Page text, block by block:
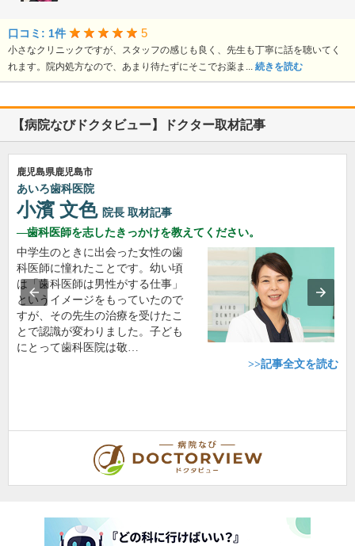
口コミ: 1件 5
小さなクリニックですが、スタッフの感じも良く、先生も丁寧に話を聴いてく
れます。院内処方なので、あまり待たずにそこでお薬ま... 続きを読む
【病院なびドクタビュー】ドクター取材記事
鹿児島県鹿児島市
あいろ歯科医院
小濱 文色 院長 取材記事
歯科医師を志したきっかけを教えてください。
中学生のときに出会った女性の歯
科医師に憧れたことです。幼い頃
は「歯科医師は男性がする仕事」
というイメージをもっていたので
すが、その先生の治療を受けたこ
とで認識が変わりました。子ども
にとって歯科医院は敬…
>>記事全文を読む